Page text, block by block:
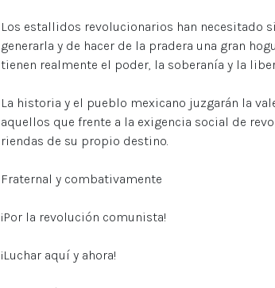
Los estallidos revolucionarios han necesitado
generarla y de hacer de la pradera una gran
tienen realmente el poder, la soberanía y la
La historia y el pueblo mexicano juzgarán la
aquellos que frente a la exigencia social de
riendas de su propio destino.
Fraternal y combativamente
¡Por la revolución comunista!
¡Luchar aquí y ahora!